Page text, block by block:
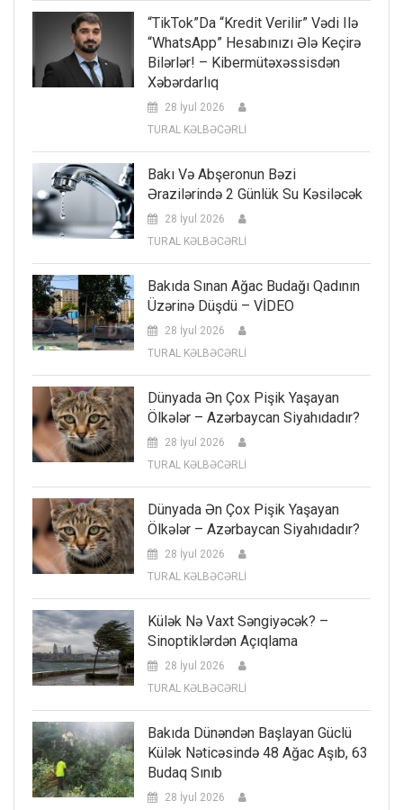
“TikTok”da “kredit Verilir” Vədi Ilə
“WhatsApp” Hesabınızı Ələ Keçirə
Bilərlər! – Kibermütəxəssisdən
Xəbərdarlıq
28 İyul 2026
TURAL KƏLBƏCƏRLİ
Bakı Və Abşeronun Bəzi
Ərazilərində 2 Günlük Su Kəsiləcək
28 İyul 2026
TURAL KƏLBƏCƏRLİ
Bakıda Sınan Ağac Budağı Qadının
Üzərinə Düşdü – VİDEO
28 İyul 2026
TURAL KƏLBƏCƏRLİ
Dünyada Ən Çox Pişik Yaşayan
Ölkələr – Azərbaycan Siyahıdadır?
28 İyul 2026
TURAL KƏLBƏCƏRLİ
Dünyada Ən Çox Pişik Yaşayan
Ölkələr – Azərbaycan Siyahıdadır?
28 İyul 2026
TURAL KƏLBƏCƏRLİ
Külək Nə Vaxt Səngiyəcək? –
Sinoptiklərdən Açıqlama
28 İyul 2026
TURAL KƏLBƏCƏRLİ
Bakıda Dünəndən Başlayan Güclü
Külək Nəticəsində 48 Ağac Aşıb, 63
Budaq Sınıb
28 İyul 2026